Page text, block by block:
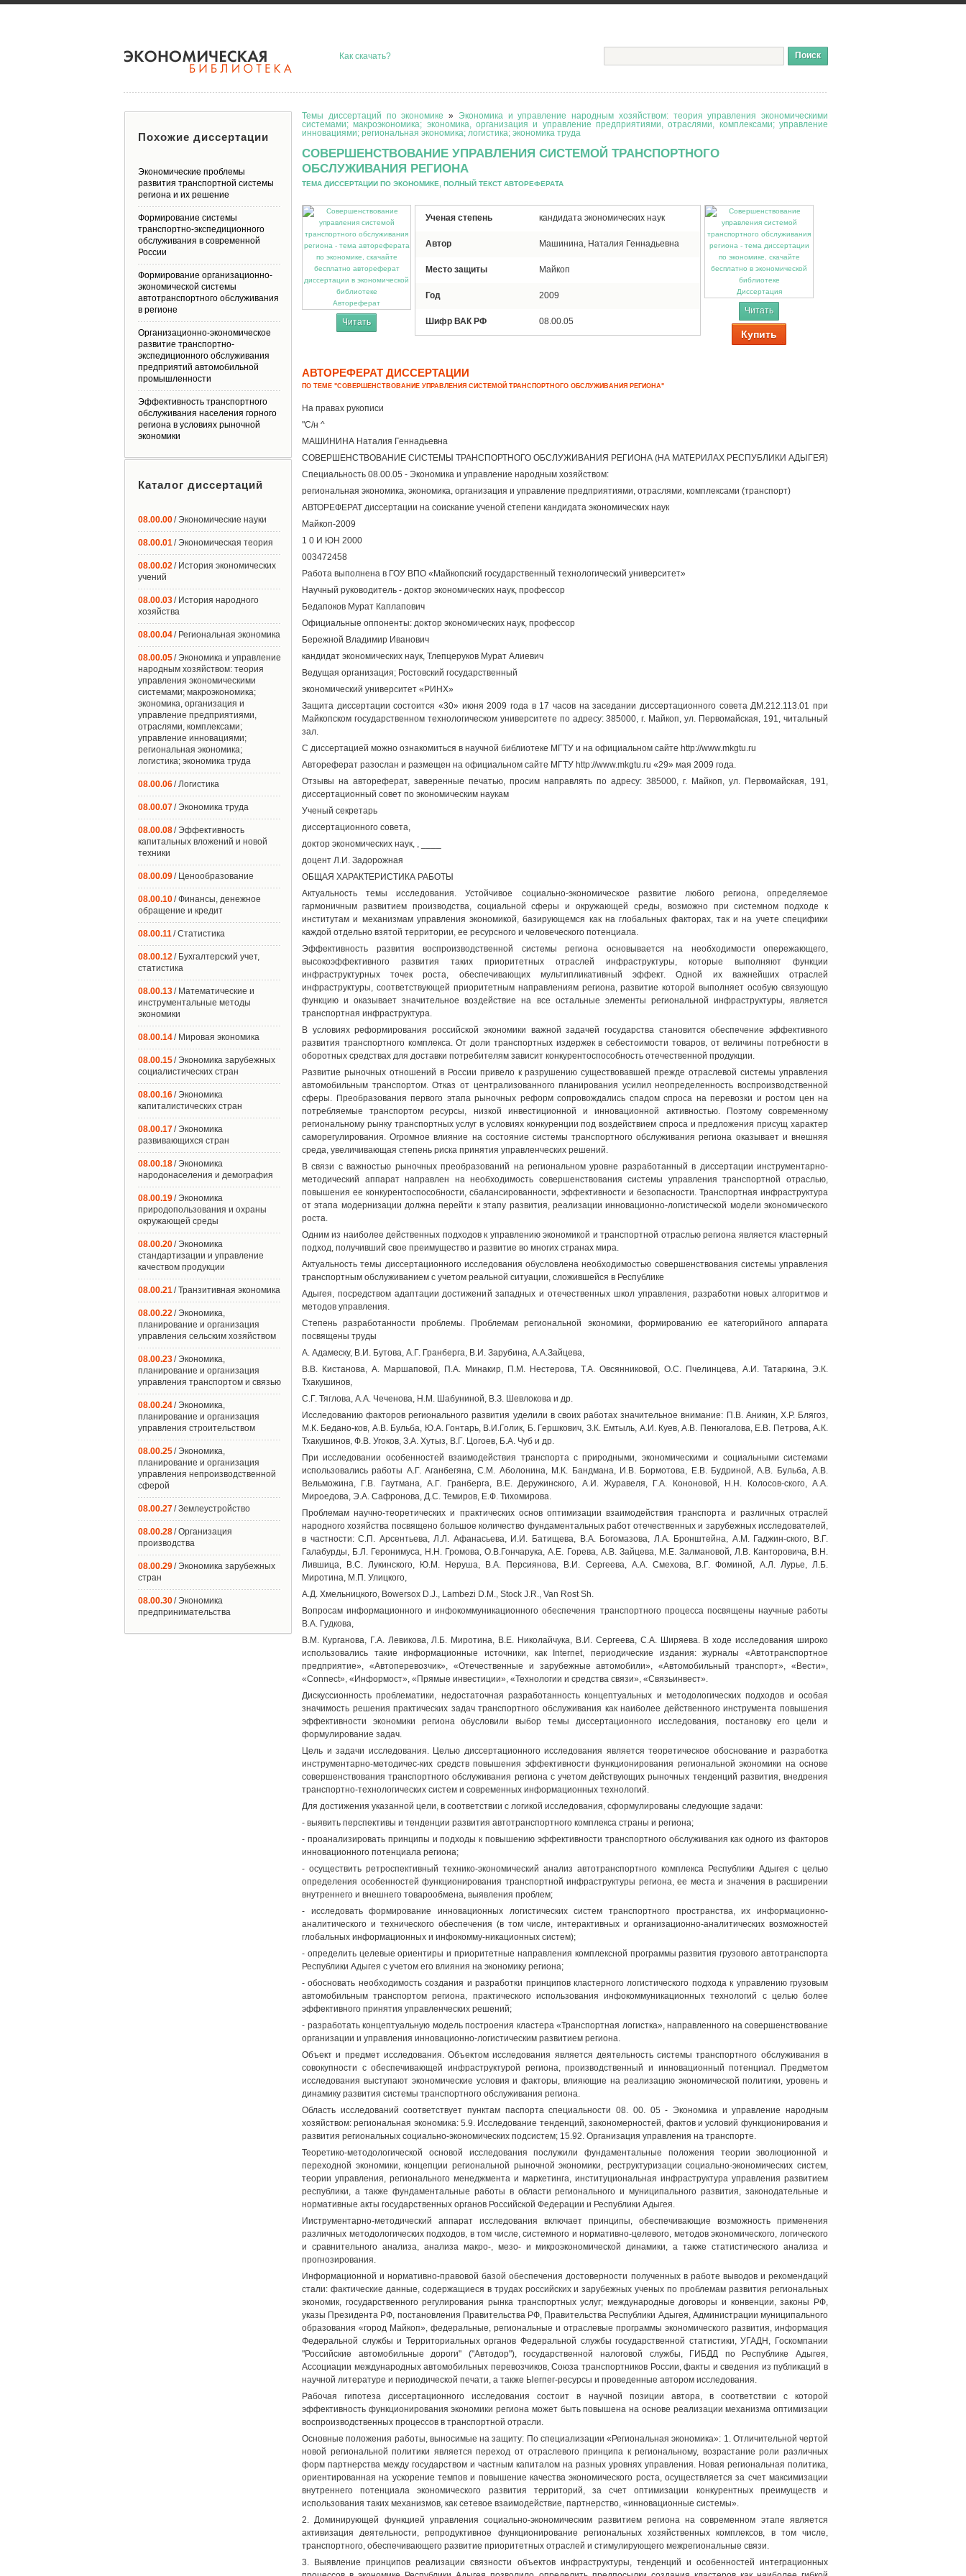
Как скачать?
Темы диссертаций по экономике » Экономика и управление народным хозяйством: теория управления экономическими
системами; макроэкономика; экономика, организация и управление предприятиями, отраслями, комплексами; управление
инновациями; региональная экономика; логистика; экономика труда
СОВЕРШЕНСТВОВАНИЕ УПРАВЛЕНИЯ СИСТЕМОЙ ТРАНСПОРТНОГО
ОБСЛУЖИВАНИЯ РЕГИОНА
ТЕМА ДИССЕРТАЦИИ ПО ЭКОНОМИКЕ, ПОЛНЫЙ ТЕКСТ АВТОРЕФЕРАТА
Автореферат
Читать
Ученая степень кандидата экономических наук
Автор Машинина, Наталия Геннадьевна
Место защиты Майкоп
Год 2009
Шифр ВАК РФ 08.00.05
Диссертация
Читать
Купить
АВТОРЕФЕРАТ ДИССЕРТАЦИИ
ПО ТЕМЕ "СОВЕРШЕНСТВОВАНИЕ УПРАВЛЕНИЯ СИСТЕМОЙ ТРАНСПОРТНОГО ОБСЛУЖИВАНИЯ РЕГИОНА"
На правах рукописи
"С/н ^
МАШИНИНА Наталия Геннадьевна
СОВЕРШЕНСТВОВАНИЕ СИСТЕМЫ ТРАНСПОРТНОГО ОБСЛУЖИВАНИЯ РЕГИОНА (НА МАТЕРИЛАХ РЕСПУБЛИКИ АДЫГЕЯ)
Специальность 08.00.05 - Экономика и управление народным хозяйством:
региональная экономика, экономика, организация и управление предприятиями, отраслями, комплексами (транспорт)
АВТОРЕФЕРАТ диссертации на соискание ученой степени кандидата экономических наук
Майкоп-2009
1 0 И ЮН 2000
003472458
Работа выполнена в ГОУ ВПО «Майкопский государственный технологический университет»
Научный руководитель - доктор экономических наук, профессор
Бедапоков Мурат Каплапович
Официальные оппоненты: доктор экономических наук, профессор
Бережной Владимир Иванович
кандидат экономических наук, Тлепцеруков Мурат Алиевич
Ведущая организация; Ростовский государственный
экономический университет «РИНХ»
Защита диссертации состоится «30» июня 2009 года в 17 часов на заседании диссертационного совета ДМ.212.113.01 при
Майкопском государственном технологическом университете по адресу: 385000, г. Майкоп, ул. Первомайская, 191, читальный
зал.
С диссертацией можно ознакомиться в научной библиотеке МГТУ и на официальном сайте http://www.mkgtu.ru
Автореферат разослан и размещен на официальном сайте МГТУ http://www.mkgtu.ru «29» мая 2009 года.
Отзывы на автореферат, заверенные печатью, просим направлять по адресу: 385000, г. Майкоп, ул. Первомайская, 191,
диссертационный совет по экономическим наукам
Ученый секретарь
диссертационного совета,
доктор экономических наук, , ____
доцент Л.И. Задорожная
ОБЩАЯ ХАРАКТЕРИСТИКА РАБОТЫ
Актуальность темы исследования. Устойчивое социально-экономическое развитие любого региона, определяемое
гармоничным развитием производства, социальной сферы и окружающей среды, возможно при системном подходе к
институтам и механизмам управления экономикой, базирующемся как на глобальных факторах, так и на учете специфики
каждой отдельно взятой территории, ее ресурсного и человеческого потенциала.
Эффективность развития воспроизводственной системы региона основывается на необходимости опережающего,
высокоэффективного развития таких приоритетных отраслей инфраструктуры, которые выполняют функции
инфраструктурных точек роста, обеспечивающих мультипликативный эффект. Одной их важнейших отраслей
инфраструктуры, соответствующей приоритетным направлениям региона, развитие которой выполняет особую связующую
функцию и оказывает значительное воздействие на все остальные элементы региональной инфраструктуры, является
транспортная инфраструктура.
В условиях реформирования российской экономики важной задачей государства становится обеспечение эффективного
развития транспортного комплекса. От доли транспортных издержек в себестоимости товаров, от величины потребности в
оборотных средствах для доставки потребителям зависит конкурентоспособность отечественной продукции.
Развитие рыночных отношений в России привело к разрушению существовавшей прежде отраслевой системы управления
автомобильным транспортом. Отказ от централизованного планирования усилил неопределенность воспроизводственной
сферы. Преобразования первого этапа рыночных реформ сопровождались спадом спроса на перевозки и ростом цен на
потребляемые транспортом ресурсы, низкой инвестиционной и инновационной активностью. Поэтому современному
региональному рынку транспортных услуг в условиях конкуренции под воздействием спроса и предложения присущ характер
саморегулирования. Огромное влияние на состояние системы транспортного обслуживания региона оказывает и внешняя
среда, увеличивающая степень риска принятия управленческих решений.
В связи с важностью рыночных преобразований на региональном уровне разработанный в диссертации инструментарно-
методический аппарат направлен на необходимость совершенствования системы управления транспортной отраслью,
повышения ее конкурентоспособности, сбалансированности, эффективности и безопасности. Транспортная инфраструктура
от этапа модернизации должна перейти к этапу развития, реализации инновационно-логистической модели экономического
роста.
Одним из наиболее действенных подходов к управлению экономикой и транспортной отраслью региона является кластерный
подход, получивший свое преимущество и развитие во многих странах мира.
Актуальность темы диссертационного исследования обусловлена необходимостью совершенствования системы управления
транспортным обслуживанием с учетом реальной ситуации, сложившейся в Республике
Адыгея, посредством адаптации достижений западных и отечественных школ управления, разработки новых алгоритмов и
методов управления.
Степень разработанности проблемы. Проблемам региональной экономики, формированию ее категорийного аппарата
посвящены труды
A. Адамеску, В.И. Бутова, А.Г. Гранберга, В.И. Зарубина, А.А.Зайцева,
B.В. Кистанова, А. Маршаповой, П.А. Минакир, П.М. Нестерова, Т.А. Овсянниковой, О.С. Пчелинцева, А.И. Татаркина, Э.К.
Тхакушинов,
C.Г. Тяглова, A.A. Чеченова, Н.М. Шабуниной, В.З. Шевлокова и др.
Исследованию факторов регионального развития уделили в своих работах значительное внимание: П.В. Аникин, Х.Р. Блягоз,
М.К. Бедано-ков, A.B. Бульба, Ю.А. Гонтарь, В.И.Голик, Б. Гершкович, З.К. Емтыль, А.И. Куев, A.B. Пенюгалова, Е.В. Петрова, А.К.
Тхакушинов, Ф.В. Угоков, З.А. Хутыз, В.Г. Цогоев, Б.А. Чуб и др.
При исследовании особенностей взаимодействия транспорта с природными, экономическими и социальными системами
использовались работы А.Г. Аганбегяна, С.М. Аболонина, М.К. Бандмана, И.В. Бормотова, Е.В. Будриной, A.B. Бульба, A.B.
Вельможина, Г.В. Гаутмана, А.Г. Гранберга, В.Е. Деружинского, А.И. Журавеля, Г.А. Кононовой, H.H. Колосов-ского, A.A.
Мироедова, Э.А. Сафронова, Д.С. Темиров, Е.Ф. Тихомирова.
Проблемам научно-теоретических и практических основ оптимизации взаимодействия транспорта и различных отраслей
народного хозяйства посвящено большое количество фундаментальных работ отечественных и зарубежных исследователей,
в частности: С.П. Арсентьева, Л.Л. Афанасьева, И.И. Батищева, В.А. Богомазова, Л.А. Бронштейна, A.M. Гаджин-ского, В.Г.
Галабурды, Б.Л. Геронимуса, H.H. Громова, О.В.Гончарука, А.Е. Горева, A.B. Зайцева, М.Е. Залмановой, Л.В. Канторовича, В.Н.
Лившица, B.C. Лукинского, Ю.М. Неруша, В.А. Персиянова, В.И. Сергеева, A.A. Смехова, В.Г. Фоминой, А.Л. Лурье, Л.Б.
Миротина, М.П. Улицкого,
A.Д. Хмельницкого, Bowersox D.J., Lambezi D.M., Stock J.R., Van Rost Sh.
Вопросам информационного и инфокоммуникационного обеспечения транспортного процесса посвящены научные работы
В.А. Гудкова,
B.М. Курганова, Г.А. Левикова, Л.Б. Миротина, В.Е. Николайчука, В.И. Сергеева, С.А. Ширяева. В ходе исследования широко
использовались такие информационные источники, как Internet, периодические издания: журналы «Автотранспортное
предприятие», «Автоперевозчик», «Отечественные и зарубежные автомобили», «Автомобильный транспорт», «Вести»,
«Connect», «Информост», «Прямые инвестиции», «Технологии и средства связи», «Связьинвест».
Дискуссионность проблематики, недостаточная разработанность концептуальных и методологических подходов и особая
значимость решения практических задач транспортного обслуживания как наиболее действенного инструмента повышения
эффективности экономики региона обусловили выбор темы диссертационного исследования, постановку его цели и
формулирование задач.
Цель и задачи исследования. Целью диссертационного исследования является теоретическое обоснование и разработка
инструментарно-методичес-ких средств повышения эффективности функционирования региональной экономики на основе
совершенствования транспортного обслуживания региона с учетом действующих рыночных тенденций развития, внедрения
транспортно-технологических систем и современных информационных технологий.
Для достижения указанной цели, в соответствии с логикой исследования, сформулированы следующие задачи:
- выявить перспективы и тенденции развития автотранспортного комплекса страны и региона;
- проанализировать принципы и подходы к повышению эффективности транспортного обслуживания как одного из факторов
инновационного потенциала региона;
- осуществить ретроспективный технико-экономический анализ автотранспортного комплекса Республики Адыгея с целью
определения особенностей функционирования транспортной инфраструктуры региона, ее места и значения в расширении
внутреннего и внешнего товарообмена, выявления проблем;
- исследовать формирование инновационных логистических систем транспортного пространства, их информационно-
аналитического и технического обеспечения (в том числе, интерактивных и организационно-аналитических возможностей
глобальных информационных и инфокомму-никационных систем);
- определить целевые ориентиры и приоритетные направления комплексной программы развития грузового автотранспорта
Республики Адыгея с учетом его влияния на экономику региона;
- обосновать необходимость создания и разработки принципов кластерного логистического подхода к управлению грузовым
автомобильным транспортом региона, практического использования инфокоммуникационных технологий с целью более
эффективного принятия управленческих решений;
- разработать концептуальную модель построения кластера «Транспортная логистка», направленного на совершенствование
организации и управления инновационно-логистическим развитием региона.
Объект и предмет исследования. Объектом исследования является деятельность системы транспортного обслуживания в
совокупности с обеспечивающей инфраструктурой региона, производственный и инновационный потенциал. Предметом
исследования выступают экономические условия и факторы, влияющие на реализацию экономической политики, уровень и
динамику развития системы транспортного обслуживания региона.
Область исследований соответствует пунктам паспорта специальности 08. 00. 05 - Экономика и управление народным
хозяйством: региональная экономика: 5.9. Исследование тенденций, закономерностей, фактов и условий функционирования и
развития региональных социально-экономических подсистем; 15.92. Организация управления на транспорте.
Теоретико-методологической основой исследования послужили фундаментальные положения теории эволюционной и
переходной экономики, концепции региональной рыночной экономики, реструктуризации социально-экономических систем,
теории управления, регионального менеджмента и маркетинга, институциональная инфраструктура управления развитием
республики, а также фундаментальные работы в области регионального и муниципального развития, законодательные и
нормативные акты государственных органов Российской Федерации и Республики Адыгея.
Ииструментарно-методический аппарат исследования включает принципы, обеспечивающие возможность применения
различных методологических подходов, в том числе, системного и нормативно-целевого, методов экономического, логического
и сравнительного анализа, анализа макро-, мезо- и микроэкономической динамики, а также статистического анализа и
прогнозирования.
Информационной и нормативно-правовой базой обеспечения достоверности полученных в работе выводов и рекомендаций
стали: фактические данные, содержащиеся в трудах российских и зарубежных ученых по проблемам развития региональных
экономик, государственного регулирования рынка транспортных услуг; международные договоры и конвенции, законы РФ,
указы Президента РФ, постановления Правительства РФ, Правительства Республики Адыгея, Администрации муниципального
образования «город Майкоп», федеральные, региональные и отраслевые программы экономического развития, информация
Федеральной службы и Территориальных органов Федеральной службы государственной статистики, УГАДН, Госкомпании
"Российские автомобильные дороги" ("Автодор"), государственной налоговой службы, ГИБДД по Республике Адыгея,
Ассоциации международных автомобильных перевозчиков, Союза транспортников России, факты и сведения из публикаций в
научной литературе и периодической печати, а также Ыегпег-ресурсы и проведенные автором исследования.
Рабочая гипотеза диссертационного исследования состоит в научной позиции автора, в соответствии с которой
эффективность функционирования экономики региона может быть повышена на основе реализации механизма оптимизации
воспроизводственных процессов в транспортной отрасли.
Основные положения работы, выносимые на защиту: По специализации «Региональная экономика»: 1. Отличительной чертой
новой региональной политики является переход от отраслевого принципа к региональному, возрастание роли различных
форм партнерства между государством и частным капиталом на разных уровнях управления. Новая региональная политика,
ориентированная на ускорение темпов и повышение качества экономического роста, осуществляется за счет максимизации
внутреннего потенциала экономического развития территорий, за счет оптимизации конкурентных преимуществ и
использования таких механизмов, как сетевое взаимодействие, партнерство, «инновационные системы».
2. Доминирующей функцией управления социально-экономическим развитием региона на современном этапе является
активизация деятельности, репродуктивное функционирование региональных хозяйственных комплексов, в том числе,
транспортного, обеспечивающего развитие приоритетных отраслей и стимулирующего межрегиональные связи.
3. Выявление принципов реализации связности объектов инфраструктуры, тенденций и особенностей интеграционных
Похожие диссертации
Экономические проблемы
развития транспортной системы
региона и их решение
Формирование системы
транспортно-экспедиционного
обслуживания в современной
России
Формирование организационно-
экономической системы
автотранспортного обслуживания
в регионе
Организационно-экономическое
развитие транспортно-
экспедиционного обслуживания
предприятий автомобильной
промышленности
Эффективность транспортного
обслуживания населения горного
региона в условиях рыночной
экономики
Каталог диссертаций
08.00.00/ Экономические науки
08.00.01/ Экономическая теория
08.00.02/ История экономических
учений
08.00.03/ История народного
хозяйства
08.00.04/ Региональная экономика
08.00.05/ Экономика и управление
народным хозяйством: теория
управления экономическими
системами; макроэкономика;
экономика, организация и
управление предприятиями,
отраслями, комплексами;
управление инновациями;
региональная экономика;
логистика; экономика труда
08.00.06/ Логистика
08.00.07/ Экономика труда
08.00.08/ Эффективность
капитальных вложений и новой
техники
08.00.09/ Ценообразование
08.00.10/ Финансы, денежное
обращение и кредит
08.00.11/ Статистика
08.00.12/ Бухгалтерский учет,
статистика
08.00.13/ Математические и
инструментальные методы
экономики
08.00.14/ Мировая экономика
08.00.15/ Экономика зарубежных
социалистических стран
08.00.16/ Экономика
капиталистических стран
08.00.17/ Экономика
развивающихся стран
08.00.18/ Экономика
народонаселения и демография
08.00.19/ Экономика
природопользования и охраны
окружающей среды
08.00.20/ Экономика
стандартизации и управление
качеством продукции
08.00.21/ Транзитивная экономика
08.00.22/ Экономика,
планирование и организация
управления сельским хозяйством
08.00.23/ Экономика,
планирование и организация
управления транспортом и связью
08.00.24/ Экономика,
планирование и организация
управления строительством
08.00.25/ Экономика,
планирование и организация
управления непроизводственной
сферой
08.00.27/ Землеустройство
08.00.28/ Организация
производства
08.00.29/ Экономика зарубежных
стран
08.00.30/ Экономика
предпринимательства